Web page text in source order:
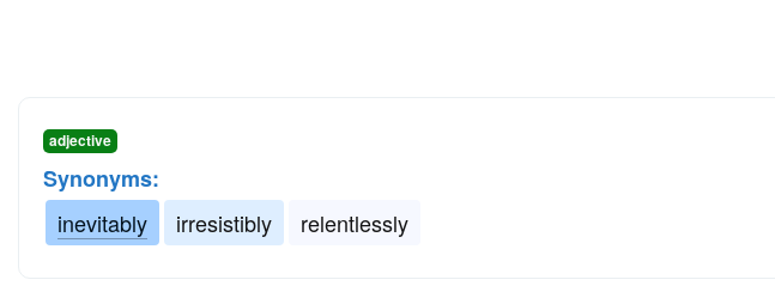
adjective
Synonyms:
inevitably
irresistibly relentlessly